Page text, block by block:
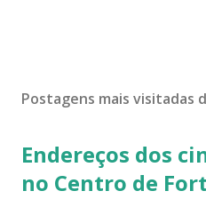
Postagens mais visitadas
Endereços dos
no Centro de